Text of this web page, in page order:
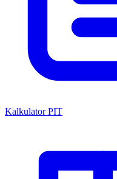
Kalkulator PIT